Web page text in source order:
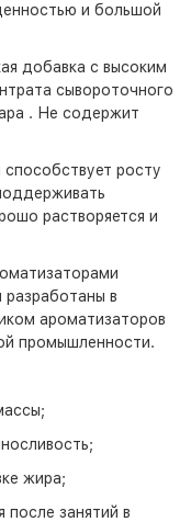
и большой
добавка с высоким
сывороточного
. Не содержит
росту
растворяется и
в
ароматизаторов
промышленности.
жира;
после занятий в